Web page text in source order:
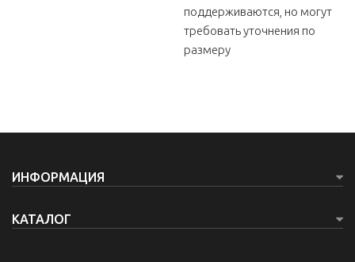
поддерживаются, но могут
требовать уточнения по
размеру
ИНФОРМАЦИЯ
КАТАЛОГ